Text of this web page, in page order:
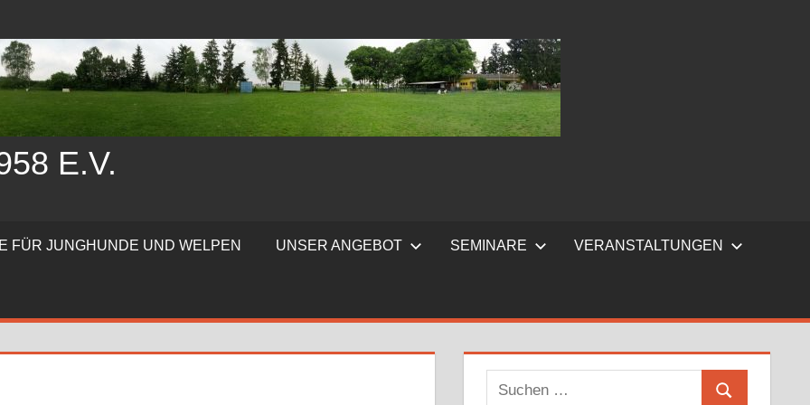
E.V.
FÜR JUNGHUNDE UND WELPEN UNSER ANGEBOT SEMINARE VERANSTALTUNGEN
Suchen